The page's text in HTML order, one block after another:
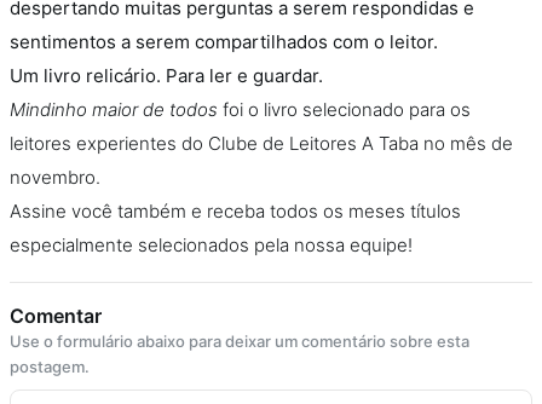
despertando muitas perguntas a serem respondidas e
sentimentos a serem compartilhados com o leitor.
Um livro relicário. Para ler e guardar.
Mindinho maior de todos foi o livro selecionado para os
leitores experientes do Clube de Leitores A Taba no mês de
novembro.
Assine você também e receba todos os meses títulos
especialmente selecionados pela nossa equipe!
Comentar
Use o formulário abaixo para deixar um comentário sobre esta
postagem.